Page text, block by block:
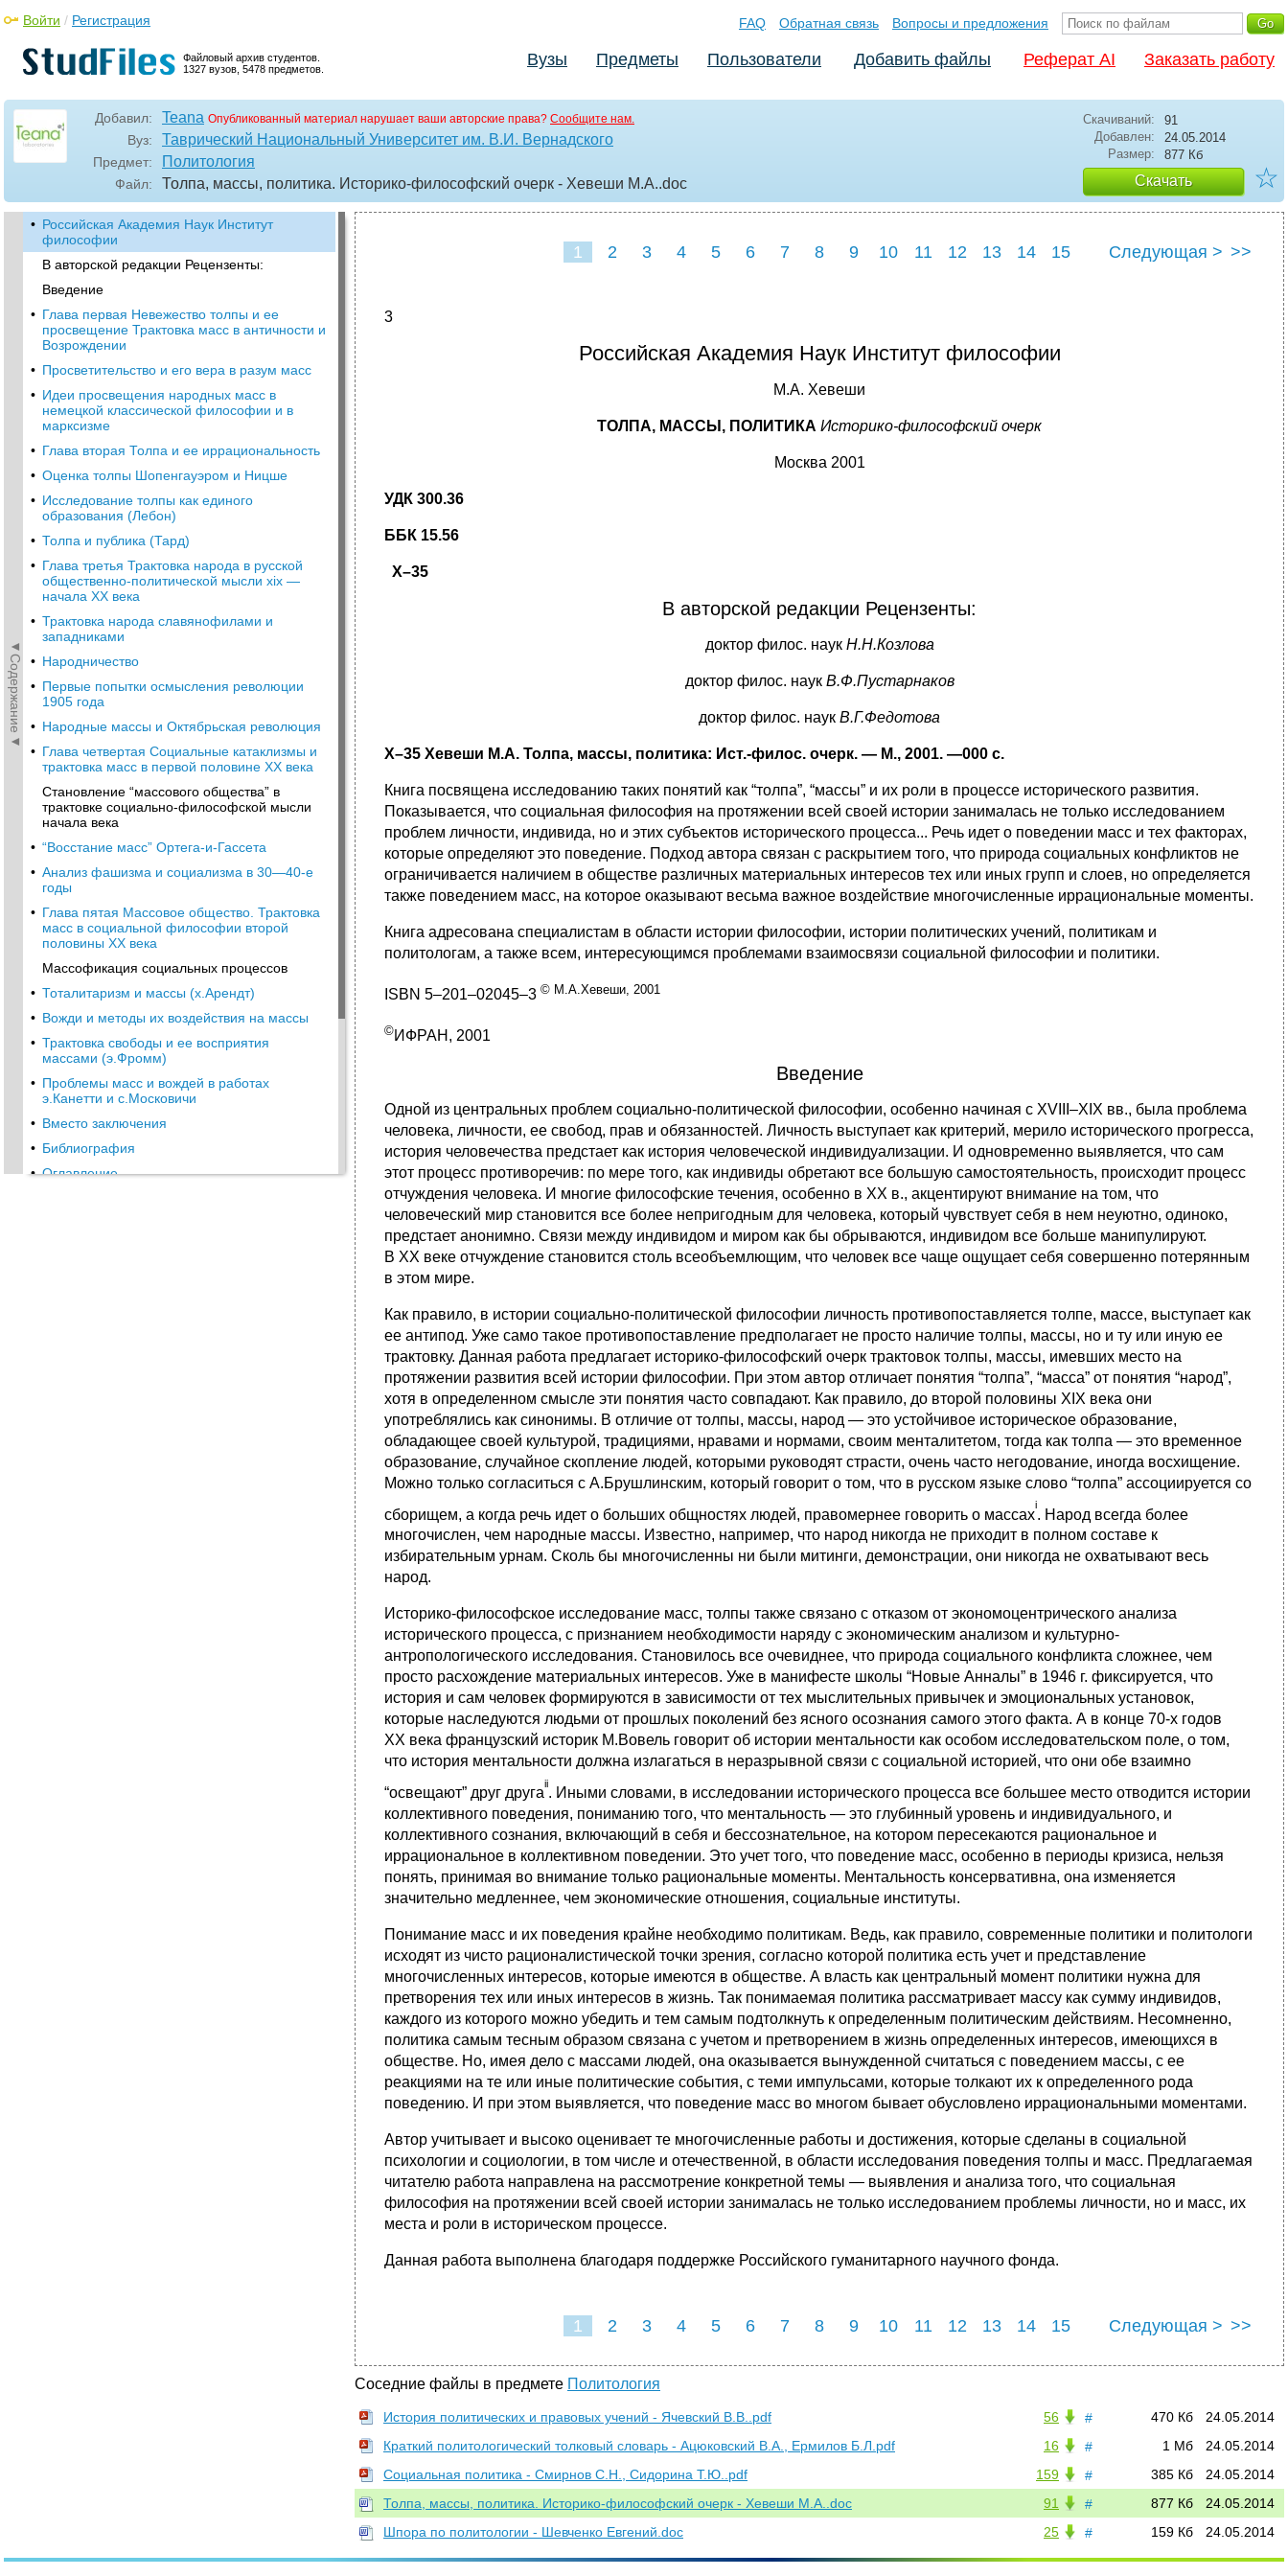
Файловый архив студентов.
1327 вузов, 5478 предметов.
Войти / Регистрация FAQ Обратная связь Вопросы и предложения
Вузы Предметы Пользователи Добавить файлы Реферат AI Заказать работу
Добавил: Teana Опубликованный материал нарушает ваши авторские права? Сообщите нам.
Вуз: Таврический Национальный Университет им. В.И. Вернадского
Предмет: Политология
Файл: Толпа, массы, политика. Историко-философский очерк - Хевеши М.А..doc
Скачиваний:
91
Добавлен:
24.05.2014
Размер:
877 Кб
Скачать ☆
◄Содержание◄
• Российская Академия Наук Институт
философии
В авторской редакции Рецензенты:
Введение
• Глава первая Невежество толпы и ее
просвещение Трактовка масс в античности и
Возрождении
• Просветительство и его вера в разум масс
• Идеи просвещения народных масс в
немецкой классической философии и в
марксизме
• Глава вторая Толпа и ее иррациональность
• Оценка толпы Шопенгауэром и Ницше
• Исследование толпы как единого
образования (Лебон)
• Толпа и публика (Тард)
• Глава третья Трактовка народа в русской
общественно-политической мысли хiх —
начала XX века
• Трактовка народа славянофилами и
западниками
• Народничество
• Первые попытки осмысления революции
1905 года
• Народные массы и Октябрьская революция
• Глава четвертая Социальные катаклизмы и
трактовка масс в первой половине XX века
Становление “массового общества” в
трактовке социально-философской мысли
начала века
• “Восстание масс” Ортега-и-Гассета
• Анализ фашизма и социализма в 30—40-е
годы
• Глава пятая Массовое общество. Трактовка
масс в социальной философии второй
половины XX века
Массофикация социальных процессов
• Тоталитаризм и массы (х.Арендт)
• Вожди и методы их воздействия на массы
• Трактовка свободы и ее восприятия
массами (э.Фромм)
• Проблемы масс и вождей в работах
э.Канетти и с.Московичи
• Вместо заключения
• Библиография
• Оглавление
1 2 3 4 5 6 7 8 9 10 11 12 13 14
15
Следующая > >>
3
Российская Академия Наук Институт философии
М.А. Хевеши
ТОЛПА, МАССЫ, ПОЛИТИКА Историко-философский очерк
Москва 2001
УДК 300.36
ББК 15.56
Х–35
В авторской редакции Рецензенты:
доктор филос. наукН.Н.Козлова
доктор филос. наук В.Ф.Пустарнаков
доктор филос. наук В.Г.Федотова
Х–35 Хевеши М.А. Толпа, массы, политика: Ист.-филос. очерк. — М., 2001. —000 c.
Книга посвящена исследованию таких понятий как “толпа”, “массы” и их роли в процессе исторического развития.
Показывается, что социальная философия на протяжении всей своей истории занималась не только исследованием
проблем личности, индивида, но и этих субъектов исторического процесса... Речь идет о поведении масс и тех факторах,
которые определяют это поведение. Подход автора связан с раскрытием того, что природа социальных конфликтов не
ограничивается наличием в обществе различных материальных интересов тех или иных групп и слоев, но определяется
также поведением масс, на которое оказывают весьма важное воздействие многочисленные иррациональные моменты.
Книга адресована специалистам в области истории философии, истории политических учений, политикам и
политологам, а также всем, интересующимся проблемами взаимосвязи социальной философии и политики.
ISBN 5–201–02045–3 © М .А.Хевеши, 2001
©ИФРАН, 2001
Введение
Одной из центральных проблем социально-политической философии, особенно начиная с ХVIII–ХIХ вв., была проблема
человека, личности, ее свобод, прав и обязанностей. Личность выступает как критерий, мерило исторического прогресса,
история человечества предстает как история человеческой индивидуализации. И одновременно выявляется, что сам
этот процесс противоречив: по мере того, как индивиды обретают все большую самостоятельность, происходит процесс
отчуждения человека. И многие философские течения, особенно в XX в., акцентируют внимание на том, что
человеческий мир становится все более непригодным для человека, который чувствует себя в нем неуютно, одиноко,
предстает анонимно. Связи между индивидом и миром как бы обрываются, индивидом все больше манипулируют.
В XX веке отчуждение становится столь всеобъемлющим, что человек все чаще ощущает себя совершенно потерянным
в этом мире.
Как правило, в истории социально-политической философии личность противопоставляется толпе, массе, выступает как
ее антипод. Уже само такое противопоставление предполагает не просто наличие толпы, массы, но и ту или иную ее
трактовку. Данная работа предлагает историко-философский очерк трактовок толпы, массы, имевших место на
протяжении развития всей истории философии. При этом автор отличает понятия “толпа”, “масса” от понятия “народ”,
хотя в определенном смысле эти понятия часто совпадают. Как правило, до второй половины XIX века они
употреблялись как синонимы. В отличие от толпы, массы, народ — это устойчивое историческое образование,
обладающее своей культурой, традициями, нравами и нормами, своим менталитетом, тогда как толпа — это временное
образование, случайное скопление людей, которыми руководят страсти, очень часто негодование, иногда восхищение.
Можно только согласиться с А.Брушлинским, который говорит о том, что в русском языке слово “толпа” ассоциируется со
сборищем, а когда речь идет о больших общностях людей, правомернее говорить о массах
i
. Народ всегда более
многочислен, чем народные массы. Известно, например, что народ никогда не приходит в полном составе к
избирательным урнам. Сколь бы многочисленны ни были митинги, демонстрации, они никогда не охватывают весь
народ.
Историко-философское исследование масс, толпы также связано с отказом от экономоцентрического анализа
исторического процесса, с признанием необходимости наряду с экономическим анализом и культурно-
антропологического исследования. Становилось все очевиднее, что природа социального конфликта сложнее, чем
просто расхождение материальных интересов. Уже в манифесте школы “Новые Анналы” в 1946 г. фиксируется, что
история и сам человек формируются в зависимости от тех мыслительных привычек и эмоциональных установок,
которые наследуются людьми от прошлых поколений без ясного осознания самого этого факта. А в конце 70-х годов
XX века французский историк М.Вовель говорит об истории ментальности как особом исследовательском поле, о том,
что история ментальности должна излагаться в неразрывной связи с социальной историей, что они обе взаимно
“освещают” друг друга
ii
. Иными словами, в исследовании исторического процесса все большее место отводится истории
коллективного поведения, пониманию того, что ментальность — это глубинный уровень и индивидуального, и
коллективного сознания, включающий в себя и бессознательное, на котором пересекаются рациональное и
иррациональное в коллективном поведении. Это учет того, что поведение масс, особенно в периоды кризиса, нельзя
понять, принимая во внимание только рациональные моменты. Ментальность консервативна, она изменяется
значительно медленнее, чем экономические отношения, социальные институты.
Понимание масс и их поведения крайне необходимо политикам. Ведь, как правило, современные политики и политологи
исходят из чисто рационалистической точки зрения, согласно которой политика есть учет и представление
многочисленных интересов, которые имеются в обществе. А власть как центральный момент политики нужна для
претворения тех или иных интересов в жизнь. Так понимаемая политика рассматривает массу как сумму индивидов,
каждого из которого можно убедить и тем самым подтолкнуть к определенным политическим действиям. Несомненно,
политика самым тесным образом связана с учетом и претворением в жизнь определенных интересов, имеющихся в
обществе. Но, имея дело с массами людей, она оказывается вынужденной считаться с поведением массы, с ее
реакциями на те или иные политические события, с теми импульсами, которые толкают их к определенного рода
поведению. И при этом выявляется, что поведение масс во многом бывает обусловлено иррациональными моментами.
Автор учитывает и высоко оценивает те многочисленные работы и достижения, которые сделаны в социальной
психологии и социологии, в том числе и отечественной, в области исследования поведения толпы и масс. Предлагаемая
читателю работа направлена на рассмотрение конкретной темы — выявления и анализа того, что социальная
философия на протяжении всей своей истории занималась не только исследованием проблемы личности, но и масс, их
места и роли в историческом процессе.
Данная работа выполнена благодаря поддержке Российского гуманитарного научного фонда.
1 2 3 4 5 6 7 8 9 10 11 12 13 14
15
Следующая > >>
Соседние файлы в предмете Политология
# 24.05.2014
470 Кб
56
История политических и правовых учений - Ячевский В.В..pdf
#
24.05.2014
1 Мб
16
Краткий политологический толковый словарь - Ацюковский В.А., Ермилов Б.Л.pdf
#
24.05.2014
385 Кб
159
Социальная политика - Смирнов С.Н., Сидорина Т.Ю..pdf
#
24.05.2014
877 Кб
91
Толпа, массы, политика. Историко-философский очерк - Хевеши М.А..doc
#
24.05.2014
159 Кб
25
Шпора по политологии - Шевченко Евгений.doc